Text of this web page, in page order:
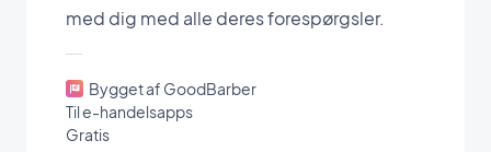
med dig med alle deres forespørgsler.
Bygget af GoodBarber
Til e-handelsapps
Gratis